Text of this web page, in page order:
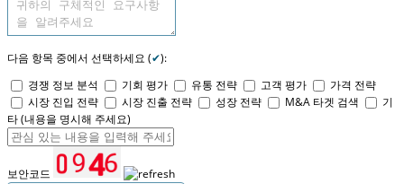
다음 항목 중에서 선택하세요 (✔):
경쟁 정보 분석
기회 평가 유통 전략 고객 평가
가격 전략
시장 진입 전략
시장 진출 전략 성장 전략 M&A 타겟 검색
기
타 (내용을 명시해 주세요)
보안코드